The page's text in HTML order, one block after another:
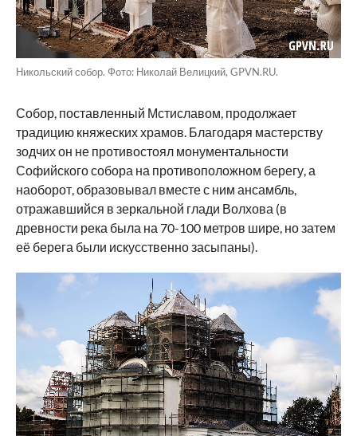
Никольский собор. Фото: Николай Велицкий, GPVN.RU.
Собор, поставленный Мстиславом, продолжает
традицию княжеских храмов. Благодаря мастерству
зодчих он не противостоял монументальности
Софийского собора на противоположном берегу, а
наоборот, образовывал вместе с ним ансамбль,
отражавшийся в зеркальной глади Волхова (в
древности река была на 70-100 метров шире, но затем
её берега были искусственно засыпаны).